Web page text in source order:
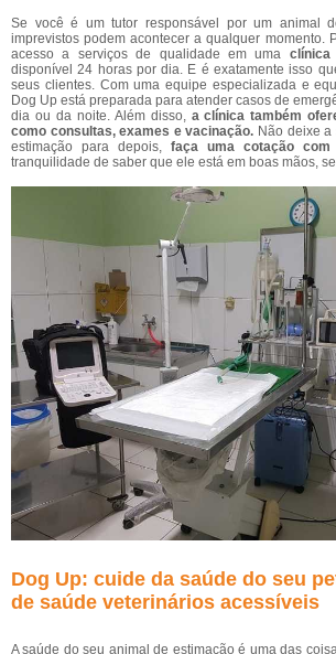
Se você é um tutor responsável por um animal
imprevistos podem acontecer a qualquer momento.
acesso a serviços de qualidade em uma clínica
disponível 24 horas por dia. E é exatamente isso
seus clientes. Com uma equipe especializada e
Dog Up está preparada para atender casos de
dia ou da noite. Além disso, a clínica também
como consultas, exames e vacinação. Não deixe
estimação para depois, faça uma cotação
tranquilidade de saber que ele está em boas mãos,
Dog Up: cuide da saúde do seu
de saúde veterinários acessíveis
A saúde do seu animal de estimação é uma das